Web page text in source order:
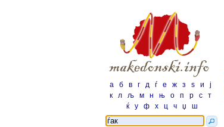
а б в г д ѓ е ж з ѕ и ј
к
л љ м н њ о п р с т
ќ у ф х ц ч џ ш